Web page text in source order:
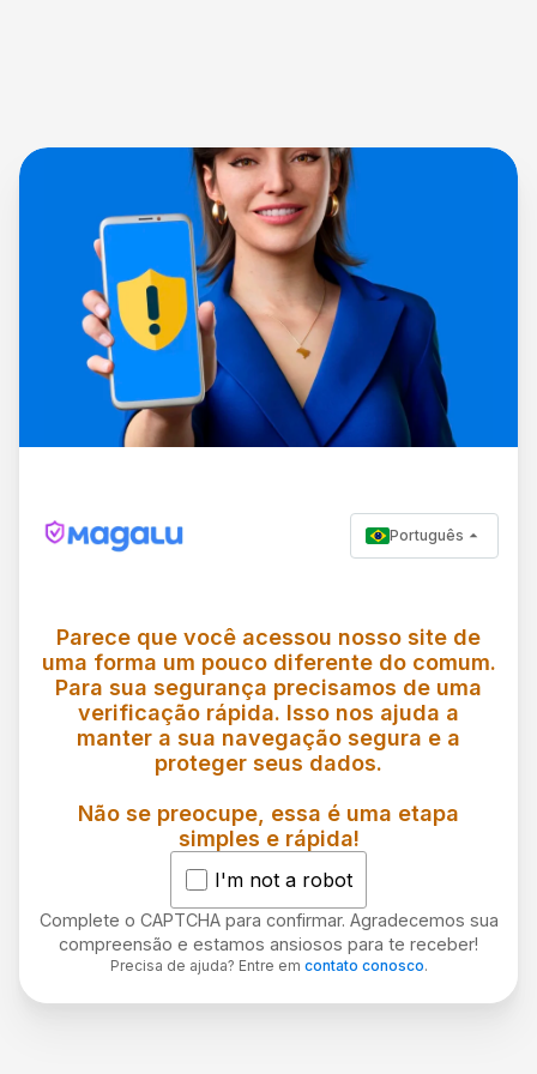
Português
Parece que você acessou nosso site de
uma forma um pouco diferente do comum.
Para sua segurança precisamos de uma
verificação rápida. Isso nos ajuda a
manter a sua navegação segura e a
proteger seus dados.
Não se preocupe, essa é uma etapa
simples e rápida!
I'm not a robot
Complete o CAPTCHA para confirmar. Agradecemos sua
compreensão e estamos ansiosos para te receber!
Precisa de ajuda? Entre em contato conosco.